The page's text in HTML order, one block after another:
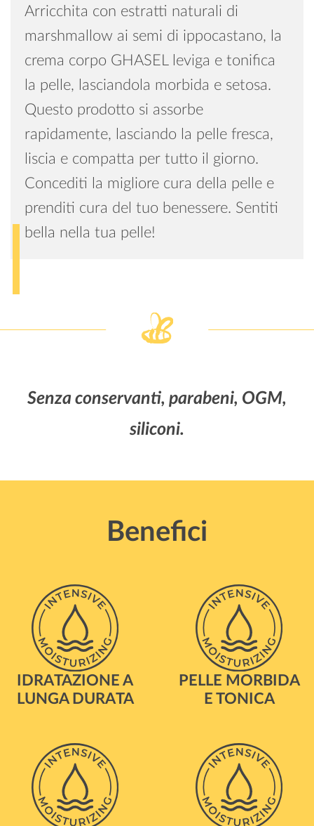
Arricchita con estratti naturali di
marshmallow ai semi di ippocastano, la
crema corpo GHASEL leviga e tonifica
la pelle, lasciandola morbida e setosa.
Questo prodotto si assorbe
rapidamente, lasciando la pelle fresca,
liscia e compatta per tutto il giorno.
Concediti la migliore cura della pelle e
prenditi cura del tuo benessere. Sentiti
bella nella tua pelle!
Senza conservanti, parabeni, OGM,
siliconi.
Benefici
IDRATAZIONE A
LUNGA DURATA
PELLE MORBIDA
E TONICA